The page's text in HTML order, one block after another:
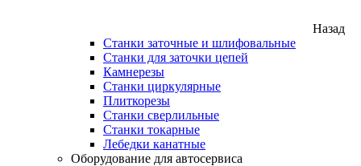
Назад
Станки заточные и шлифовальные
Станки для заточки цепей
Камнерезы
Станки циркулярные
Плиткорезы
Станки сверлильные
Станки токарные
Лебедки канатные
Оборудование для автосервиса